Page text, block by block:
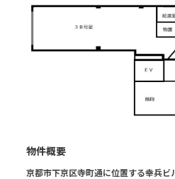
物件概要
京都市下京区寺町通に位置する幸兵ビ